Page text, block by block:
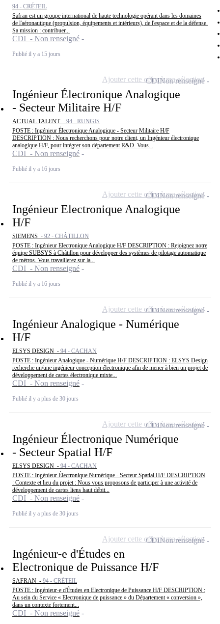
94 - CRÉTEIL
Safran est un groupe international de haute technologie opérant dans les domaines
de l'aéronautique (propulsion, équipements et intérieurs), de l'espace et de la défense.
Sa mission : contribuer...
CDI - Non renseigné
Publié il y a 15 jours
Ingénieur Électronique Analogique
- Secteur Militaire H/F
ACTUAL TALENT - 94 - RUNGIS
POSTE : Ingénieur Électronique Analogique - Secteur Militaire H/F
DESCRIPTION : Nous recherchons pour notre client, un Ingénieur électronique
analogique H/F, pour intégrer son département R&D. Vous...
CDI - Non renseigné
Publié il y a 16 jours
CDINon renseigné
Ajouter cette offre à ma sélection
Ingénieur Electronique Analogique
H/F
SIEMENS - 92 - CHÂTILLON
POSTE : Ingénieur Electronique Analogique H/F DESCRIPTION : Rejoignez notre
équipe SUBSYS à Châtillon pour développer des systèmes de pilotage automatique
de métros. Vous travaillerez sur la...
CDI - Non renseigné
Publié il y a 16 jours
CDINon renseigné
Ajouter cette offre à ma sélection
Ingénieur Analogique - Numérique
H/F
ELSYS DESIGN - 94 - CACHAN
POSTE : Ingénieur Analogique - Numérique H/F DESCRIPTION : ELSYS Design
recherche un/une ingénieur conception électronique afin de mener à bien un projet de
développement de cartes électronique mixte...
CDI - Non renseigné
Publié il y a plus de 30 jours
CDINon renseigné
Ajouter cette offre à ma sélection
Ingénieur Électronique Numérique
- Secteur Spatial H/F
ELSYS DESIGN - 94 - CACHAN
POSTE : Ingénieur Électronique Numérique - Secteur Spatial H/F DESCRIPTION
: Contexte et lieu du projet : Nous vous proposons de participer à une activité de
développement de cartes liens haut débit...
CDI - Non renseigné
Publié il y a plus de 30 jours
CDINon renseigné
Ajouter cette offre à ma sélection
Ingénieur-e d'Études en
Electronique de Puissance H/F
SAFRAN - 94 - CRÉTEIL
POSTE : Ingénieur-e d'Études en Electronique de Puissance H/F DESCRIPTION :
Au sein du Service « Electronique de puissance » du Département « conversion »,
dans un contexte fortement...
CDI - Non renseigné
CDINon renseigné
Ajouter cette offre à ma sélection